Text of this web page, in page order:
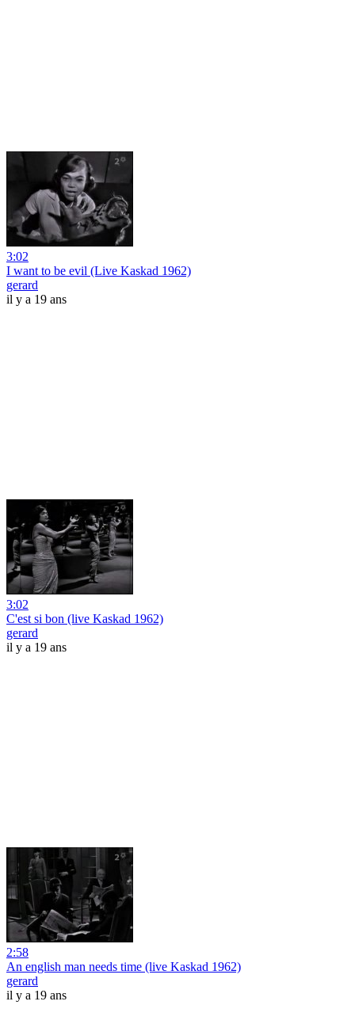
3:02
I want to be evil (Live Kaskad 1962)
gerard
il y a 19 ans
3:02
C'est si bon (live Kaskad 1962)
gerard
il y a 19 ans
2:58
An english man needs time (live Kaskad 1962)
gerard
il y a 19 ans